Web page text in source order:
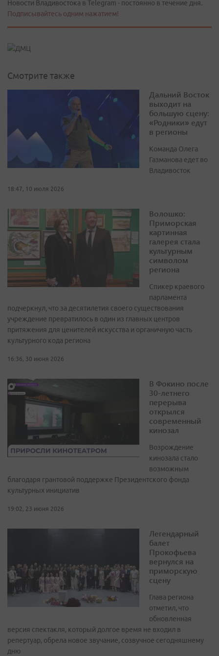
Новости Владивостока в Telegram - постоянно в течение дня.
Подписывайтесь одним нажатием!
Смотрите также
Дальний Восток
выходит на
большую сцену:
«Родники» едут
в регионы
Команда Олега
Газманова едет во
Владивосток
18:47, 10 июля 2026
Волошко:
Приморская
картинная
галерея стала
культурным
символом
региона
Спикер краевого
парламента
подчеркнул, что за десятилетия своего существования
учреждение превратилось в один из главных центров
притяжения для ценителей искусства и органичную часть
культурного кода региона
16:36, 30 июня 2026
В Фокино после
30-летнего
перерыва
открылся
современный
кинозал
Возрождение
кинозала стало
возможным
благодаря грантовой поддержке Президентского фонда
культурных инициатив
19:02, 23 июня 2026
Легендарный
балет
Прокофьева
вернулся на
приморскую
сцену
Глава региона
отметил, что
обновленная
версия спектакля, который долгое время не входил в
репертуар, обрела новое звучание, созвучное сегодняшнему
дню